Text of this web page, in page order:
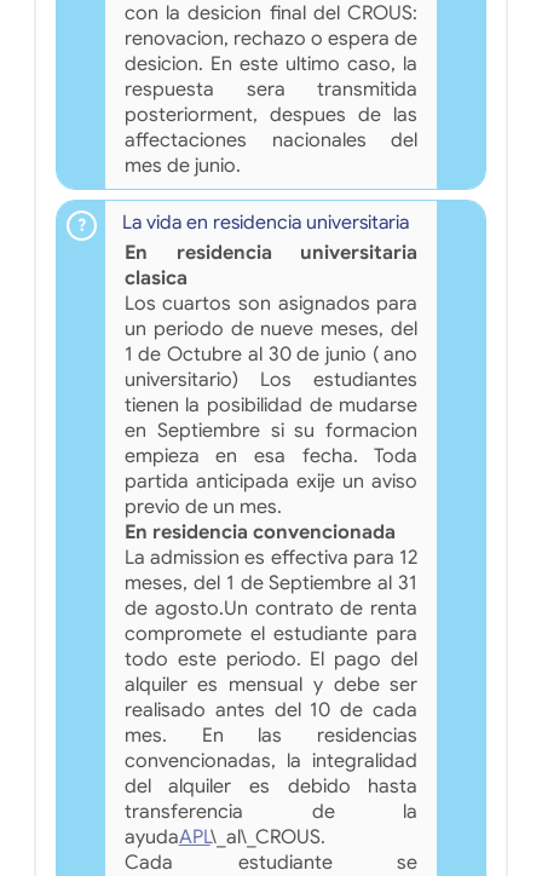
con la desicion final del CROUS:
renovacion, rechazo o espera de
desicion. En este ultimo caso, la
respuesta sera transmitida
posteriorment, despues de las
affectaciones nacionales del
mes de junio.
La vida en residencia universitaria
En residencia universitaria
clasica
Los cuartos son asignados para
un periodo de nueve meses, del
1 de Octubre al 30 de junio ( ano
universitario) Los estudiantes
tienen la posibilidad de mudarse
en Septiembre si su formacion
empieza en esa fecha. Toda
partida anticipada exije un aviso
previo de un mes.
En residencia convencionada
La admission es effectiva para 12
meses, del 1 de Septiembre al 31
de agosto.Un contrato de renta
compromete el estudiante para
todo este periodo. El pago del
alquiler es mensual y debe ser
realisado antes del 10 de cada
mes. En las residencias
convencionadas, la integralidad
del alquiler es debido hasta
transferencia de la
ayudaAPL\_al\_CROUS.
Cada estudiante se